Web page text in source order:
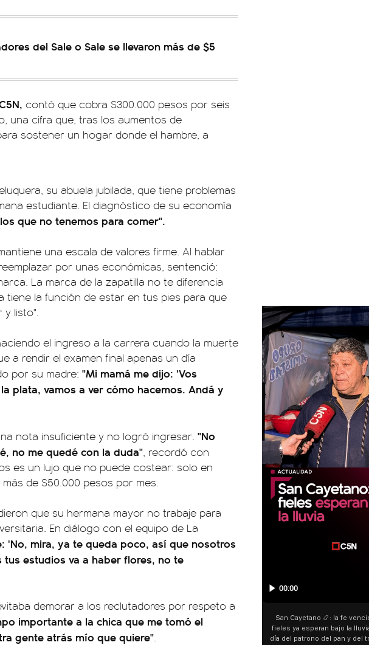
del Sale o Sale se llevaron más de $5
contó que cobra $300.000 pesos por seis
una cifra que, tras los aumentos de
sostener un hogar donde el hambre, a
su abuela jubilada, que tiene problemas
estudiante. El diagnóstico de su economía
que no tenemos para comer".
una escala de valores firme. Al hablar
por unas económicas, sentenció:
La marca de la zapatilla no te diferencia
tiene la función de estar en tus pies para que
y listo".
el ingreso a la carrera cuando la muerte
a rendir el examen final apenas un día
por su madre: "Mi mamá me dijo: 'Vos
plata, vamos a ver cómo hacemos. Andá y
nota insuficiente y no logró ingresar. "No
no me quedé con la duda", recordó con
es un lujo que no puede costear: solo en
de $50.000 pesos por mes.
que su hermana mayor no trabaje para
En diálogo con el equipo de La
'No, mira, ya te queda poco, así que nosotros
estudios va a haber flores, no te
demorar a los reclutadores por respeto a
importante a la chica que me tomó el
gente atrás mío que quiere".
00:00
San Cayetano 📿: la fe
fieles ya esperan bajo la
día del patrono del pan y del